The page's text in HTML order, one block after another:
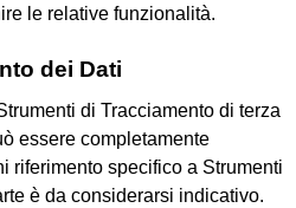
le relative funzionalità.
dei Dati
di Tracciamento di terza
essere completamente
riferimento specifico a Strumenti
è da considerarsi indicativo.